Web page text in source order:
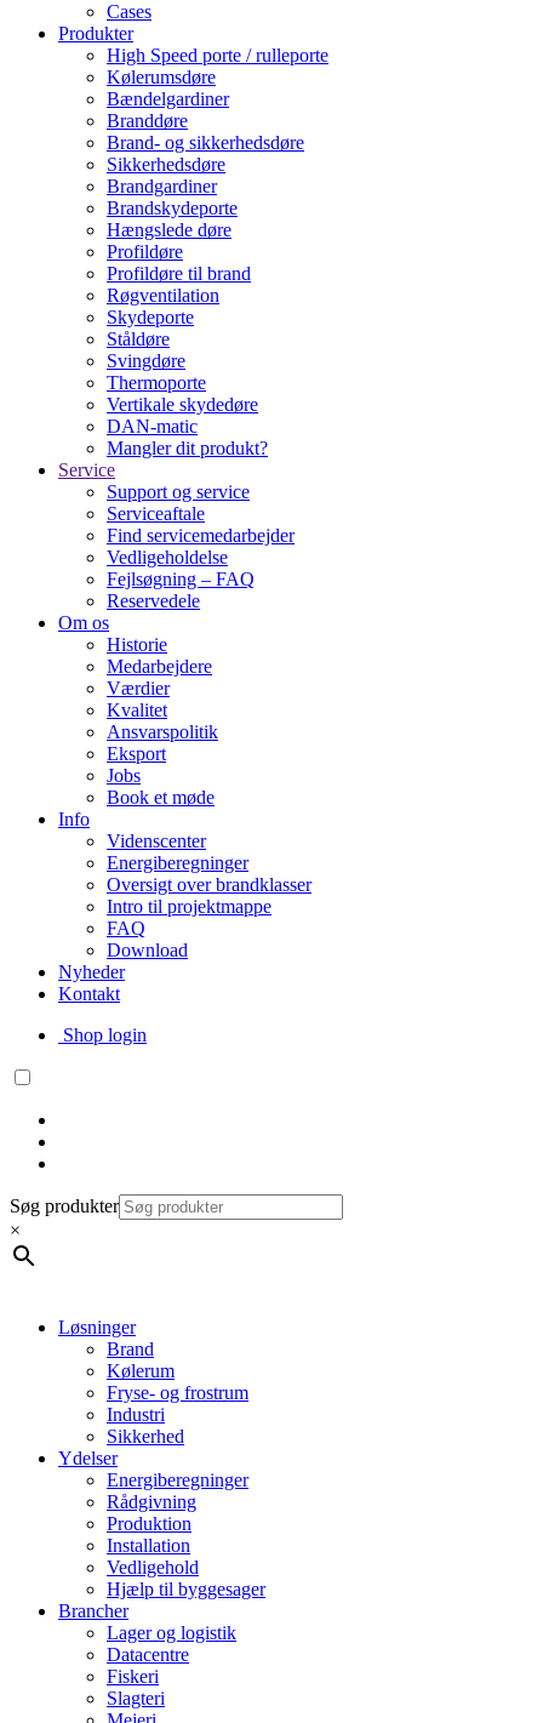
Cases
Produkter
High Speed porte / rulleporte
Kølerumsdøre
Bændelgardiner
Branddøre
Brand- og sikkerhedsdøre
Sikkerhedsdøre
Brandgardiner
Brandskydeporte
Hængslede døre
Profildøre
Profildøre til brand
Røgventilation
Skydeporte
Ståldøre
Svingdøre
Thermoporte
Vertikale skydedøre
DAN-matic
Mangler dit produkt?
Service
Support og service
Serviceaftale
Find servicemedarbejder
Vedligeholdelse
Fejlsøgning – FAQ
Reservedele
Om os
Historie
Medarbejdere
Værdier
Kvalitet
Ansvarspolitik
Eksport
Jobs
Book et møde
Info
Videnscenter
Energiberegninger
Oversigt over brandklasser
Intro til projektmappe
FAQ
Download
Nyheder
Kontakt
Shop login
Søg produkter
×
Løsninger
Brand
Kølerum
Fryse- og frostrum
Industri
Sikkerhed
Ydelser
Energiberegninger
Rådgivning
Produktion
Installation
Vedligehold
Hjælp til byggesager
Brancher
Lager og logistik
Datacentre
Fiskeri
Slagteri